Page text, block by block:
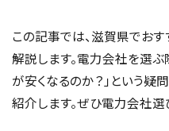
この記事では、滋賀県でお
解説します。電力会社を選ぶ
が安くなるのか？」という
紹介します。ぜひ電力会社選